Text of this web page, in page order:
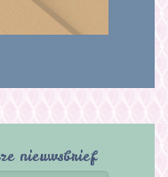
nieuwsbrief